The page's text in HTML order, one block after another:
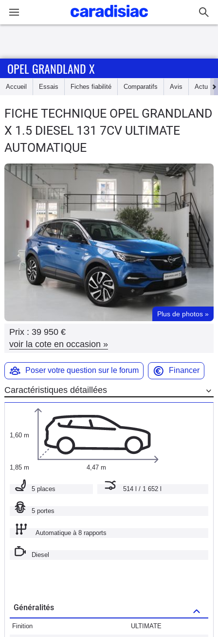
Accueil
Essais
Guide
d'achat
Electriques
Utilitaires
Flottes
Services
Marques
OPEL GRANDLAND X
Accueil Essais Fiches fiabilité Comparatifs Avis Actu
FICHE TECHNIQUE OPEL GRANDLAND
X 1.5 DIESEL 131 7CV ULTIMATE
AUTOMATIQUE
Plus de photos »
Prix : 39 950 €
voir la cote en occasion »
Poser votre question sur le forum Financer
Caractéristiques détaillées
1,60 m
1,85 m 4,47 m
5 places 514 l / 1 652 l
5 portes
Automatique à 8 rapports
Diesel
Généralités
Finition ULTIMATE